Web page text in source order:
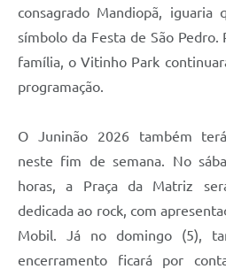
consagrado Mandiopã,
símbolo da Festa de São Pedro.
família, o Vitinho Park
programação.
O Juninão 2026 também
neste fim de semana. No
horas, a Praça da Matriz
dedicada ao rock, com
Mobil. Já no domingo (5),
encerramento ficará por